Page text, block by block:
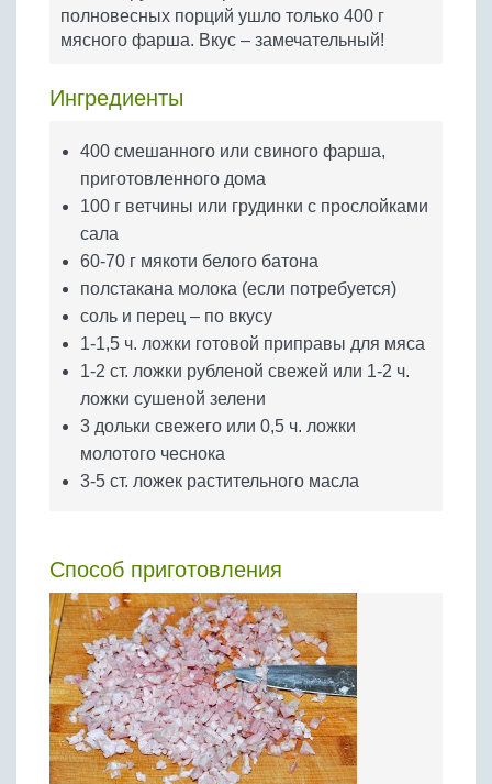
Бобовые
Яйца
полновесных порций ушло только 400 г
мясного фарша. Вкус – замечательный!
Ингредиенты
400 смешанного или свиного фарша,
приготовленного дома
100 г ветчины или грудинки с прослойками
сала
60-70 г мякоти белого батона
полстакана молока (если потребуется)
соль и перец – по вкусу
1-1,5 ч. ложки готовой приправы для мяса
1-2 ст. ложки рубленой свежей или 1-2 ч.
ложки сушеной зелени
3 дольки свежего или 0,5 ч. ложки
молотого чеснока
3-5 ст. ложек растительного масла
Способ приготовления